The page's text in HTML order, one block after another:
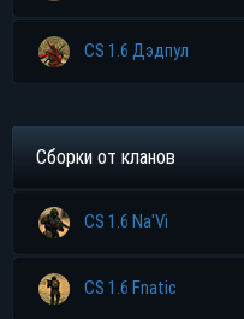
CS 1.6 Дэдпул
Сборки от кланов
CS 1.6 Na'Vi
CS 1.6 Fnatic